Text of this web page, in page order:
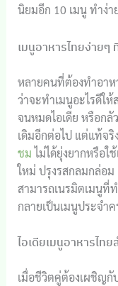
นิยมอีก 10 เมนู ทำง่
เมนูอาหารไทยง่ายๆ
หลายคนที่ต้องทำอาห
ว่าจะทำเมนูอะไรดีใ
จนหมดไอเดีย หรือกลั
เดิมอีกต่อไป แต่แท้จริ
ชมไม่ได้ยุ่งยากหรือใ
ใหม่ ปรุงรสกลมกล่อม
สามารถเนรมิตเมนูที่
กลายเป็นเมนูประจำ
ไอเดียเมนูอาหารไท
เมื่อชีวิตคู่ต้องเผชิญกั